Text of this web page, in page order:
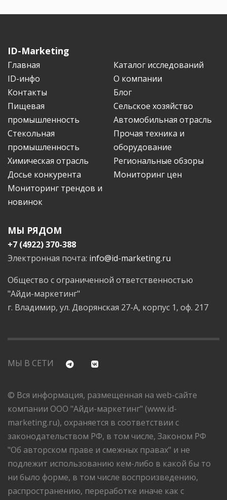
ID-Marketing
Главная
Каталог исследований
ID-инфо
О компании
Контакты
Блог
Пищевая
промышленность
Сельское хозяйство
Автомобильная отрасль
Стекольная
промышленность
Прочая техника и
оборудование
Химическая отрасль
Региональные обзоры
Досье конкурента
Мониторинг цен
Мониторинг трендов и
новинок
МЫ РЯДОМ
+7 (4922) 370-388
Электронная почта: info@id-marketing.ru
Общество с ограниченной ответственностью
"Айди-маркетинг"
г. Владимир, ул. Дворянская 27-А, корпус 1, оф. 217
МЫ В СЕТИ
© Вся информация, размещенная на web-сайте
компании ООО "Айди-маркетинг" (www.id-
marketing.ru), охраняется в соответствии с
законодательством РФ, в том числе, Законом РФ
"Об авторском праве и смежных правах" и не
подлежит использованию кем-либо в какой бы то
ни было форме, в том числе воспроизведению,
распространению, переработке иначе как с